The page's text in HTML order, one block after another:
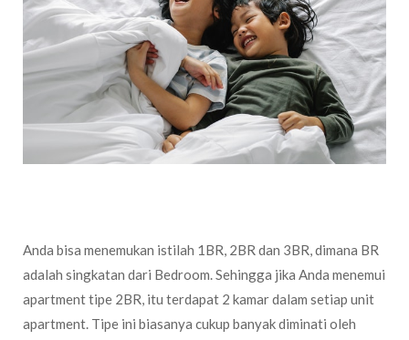
Anda bisa menemukan istilah 1BR, 2BR dan 3BR, dimana BR
adalah singkatan dari Bedroom. Sehingga jika Anda menemui
apartment tipe 2BR, itu terdapat 2 kamar dalam setiap unit
apartment. Tipe ini biasanya cukup banyak diminati oleh